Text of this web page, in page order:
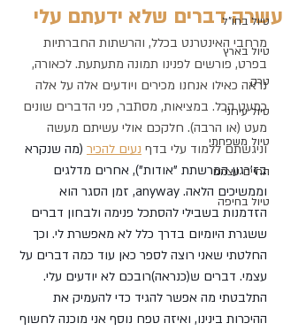
טיול בחו"ל
טיול בארץ
טרק
טיול עירוני
טיול משפחתי
החיים עצמם
טיול בחיפה
עשרה דברים שלא ידעתם עלי
מרחבי האינטרנט בכלל, והרשתות החברתיות
בפרט, פורשים לפנינו תמונה מתעתעת. לכאורה,
נראה כאילו אנחנו מכירים ויודעים אלה על אלה
כמעט הכל. במציאות, מסתבר, פני הדברים שונים
מעט (או הרבה). חלקכם אולי עשיתם מעשה
וניגשתם ללמוד עלי בדף נעים להכיר (מה שנקרא
בז'רגון המרשתת "אודות"), אחרים מדלגים
וממשיכים הלאה. anyway, זמן הסגר הוא
הזדמנות בשבילי להסתכל פנימה ולבחון דברים
ששגרת היומיום בדרך כלל לא מאפשרת לי. וכך
החלטתי שאני רוצה לספר כאן עוד כמה דברים על
עצמי. דברים ש(כנראה)רובכם לא יודעים עלי.
התלבטתי מה אפשר להגיד כדי להעמיק את
ההיכרות בינינו, ואיזה טפח נוסף אני מוכנה לחשוף